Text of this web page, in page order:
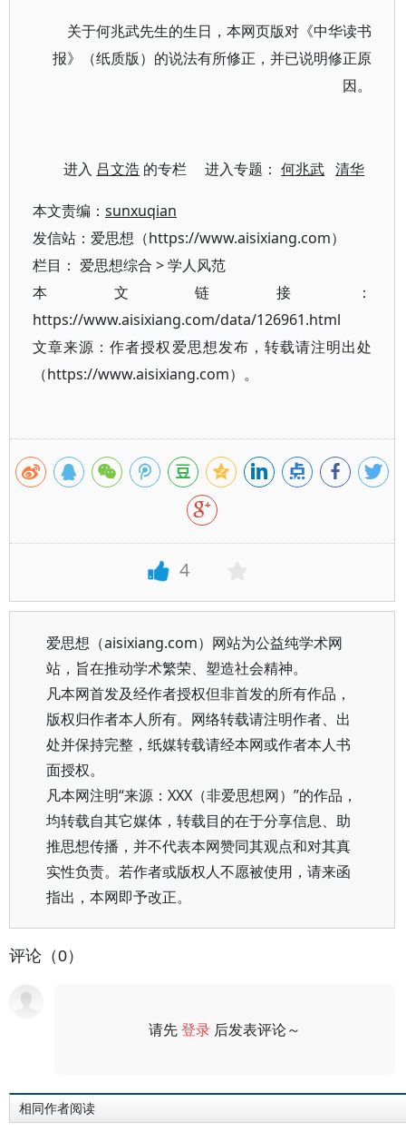
关于何兆武先生的生日，本网页版对《中华读书
报》（纸质版）的说法有所修正，并已说明修正原
因。
进入 吕文浩 的专栏 进入专题：何兆武 清华
本文责编： sunxuqian
发信站：爱思想（https://www.aisixiang.com）
栏目： 爱思想综合 >学人风范
本文链接：
https://www.aisixiang.com/data/126961.html
文章来源：作者授权爱思想发布，转载请注明出处
（https://www.aisixiang.com）。
4
爱思想（aisixiang.com）网站为公益纯学术网
站，旨在推动学术繁荣、塑造社会精神。
凡本网首发及经作者授权但非首发的所有作品，
版权归作者本人所有。网络转载请注明作者、出
处并保持完整，纸媒转载请经本网或作者本人书
面授权。
凡本网注明“来源：XXX（非爱思想网）”的作品，
均转载自其它媒体，转载目的在于分享信息、助
推思想传播，并不代表本网赞同其观点和对其真
实性负责。若作者或版权人不愿被使用，请来函
指出，本网即予改正。
评论（0）
请先登录 后发表评论～
相同作者阅读